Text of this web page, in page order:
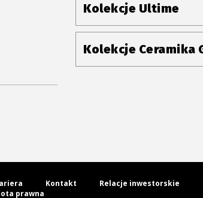
Kolekcje Ultime
Kolekcje Ceramika
Kontakt Relacje inwestorskie
prawna